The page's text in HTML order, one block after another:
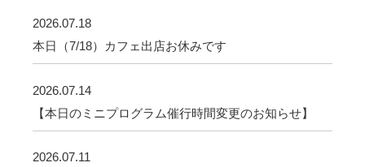
2026.07.18
本日（7/18）カフェ出店お休みです
2026.07.14
【本日のミニプログラム催行時間変更のお知らせ】
2026.07.11